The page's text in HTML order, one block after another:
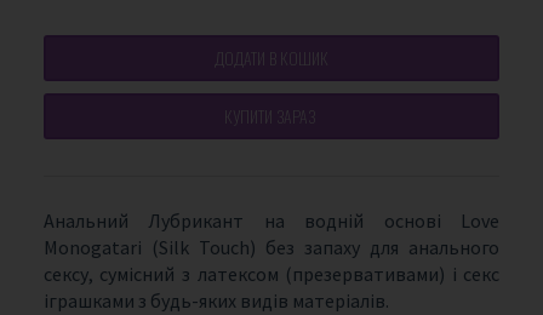
ДОДАТИ В КОШИК
КУПИТИ ЗАРАЗ
Анальний Лубрикант на водній основі Love
Monogatari (Silk Touch) без запаху для анального
сексу, сумісний з латексом (презервативами) і секс
іграшками з будь-яких видів матеріалів.